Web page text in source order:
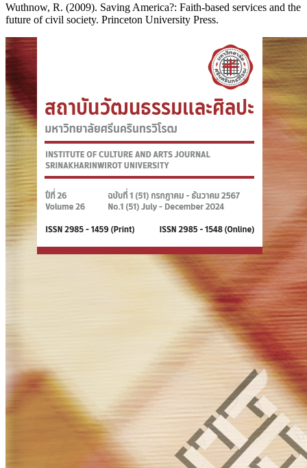
Wuthnow, R. (2009). Saving America?: Faith-based services and the
future of civil society. Princeton University Press.